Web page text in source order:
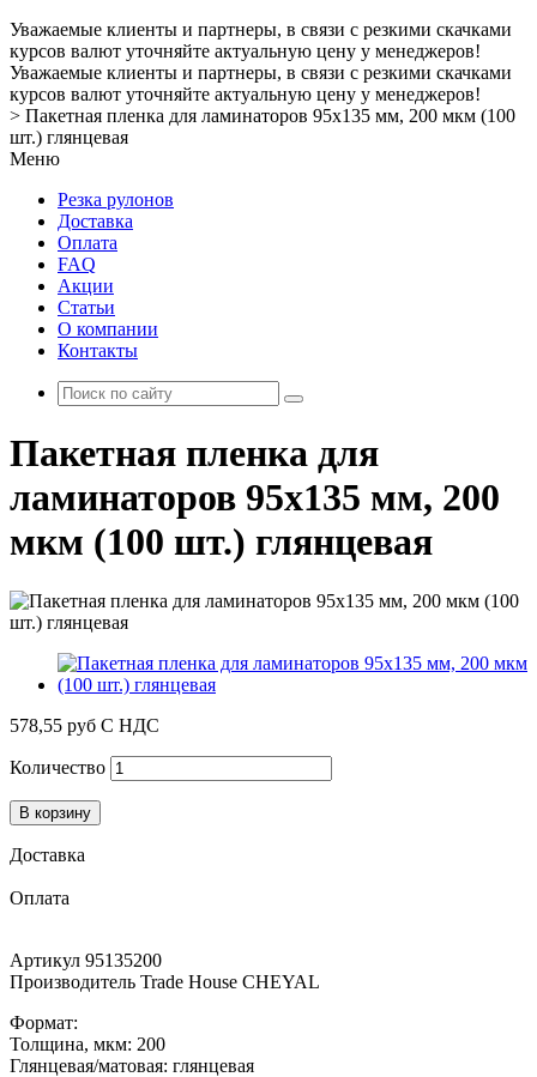
Уважаемые клиенты и партнеры, в связи с резкими скачками
курсов валют уточняйте актуальную цену у менеджеров!
Уважаемые клиенты и партнеры, в связи с резкими скачками
курсов валют уточняйте актуальную цену у менеджеров!
> Пакетная пленка для ламинаторов 95х135 мм, 200 мкм (100
шт.) глянцевая
Меню
Резка рулонов
Доставка
Оплата
FAQ
Акции
Статьи
О компании
Контакты
Пакетная пленка для
ламинаторов 95х135 мм, 200
мкм (100 шт.) глянцевая
578,55 руб С НДС
Количество
В корзину
Доставка
Оплата
Артикул 95135200
Производитель Trade House CHEYAL
Формат:
Толщина, мкм: 200
Глянцевая/матовая: глянцевая